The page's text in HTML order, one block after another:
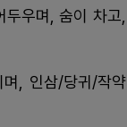
우며, 숨이 차고,
, 인삼/당귀/작약